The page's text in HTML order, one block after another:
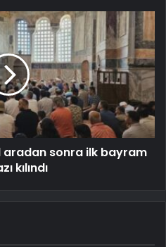
aradan sonra ilk bayram
kılındı